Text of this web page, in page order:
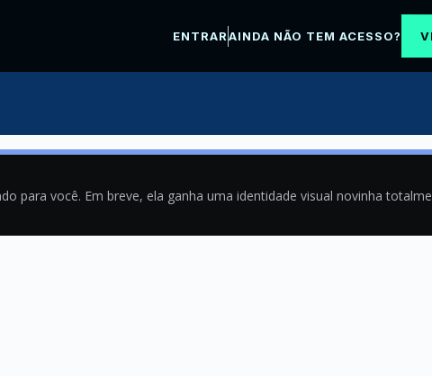
ENTRARAINDA NÃO TEM ACESSO?
para você. Em breve, ela ganha uma identidade visual novinha